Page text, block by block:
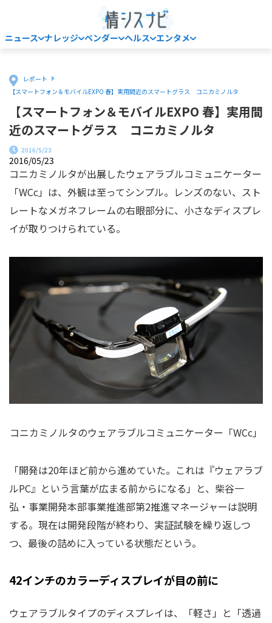
ニュース ナレッジ ベンダー ヘルス エンタメ
Home
レポート
【スマートフォン＆モバイルEXPO 春】実用間近のスマートグラス コニカミノルタ
【スマートフォン＆モバイルEXPO 春】実用間
近のスマートグラス コニカミノルタ
2016/5/23
2016/05/23
コニカミノルタが出展したウェアラブルコミュニケーター
「WCc」は、外観は至ってシンプル。レンズのない、スト
レートなメガネフレームの右眼部分に、小さなディスプレ
イが取りつけられている。
コニカミノルタのウェアラブルコミュニケーター「WCc」
「開発は20年ほど前から進めていた。これは『ウェアラブ
ルPC』という言葉が広まる前からになる」と、柴谷一
弘・事業開発本部事業推進部第2推進マネージャーは説明
する。現在は開発段階が終わり、実証試験を繰り返しつ
つ、最後の詰めに入っている状態だという。
42インチのカラーディスプレイが目の前に
ウェアラブルタイプのディスプレイは、「軽さ」と「透過